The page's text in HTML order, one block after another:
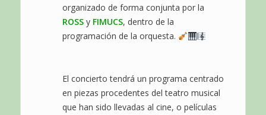
organizado de forma conjunta por la
ROSSy FIMUCS, dentro de la
programación de la orquesta.
El concierto tendrá un programa centrado
en piezas procedentes del teatro musical
que han sido llevadas al cine, o películas